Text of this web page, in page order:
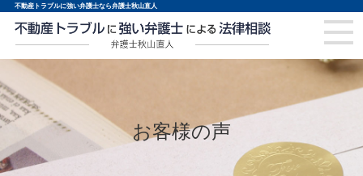
不動産トラブルに強い弁護士なら弁護士秋山直人
お客様の声